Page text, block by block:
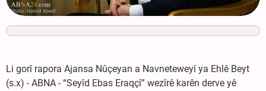
Li gorî rapora Ajansa Nûçeyan a Navneteweyî ya Ehlê Beyt
(s.x) - ABNA - “Seyîd Ebas Eraqçî” wezîrê karên derve yê